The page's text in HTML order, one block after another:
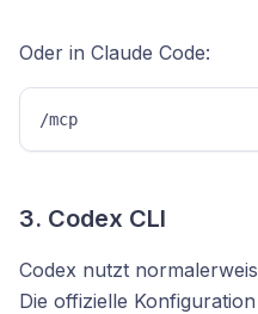
Oder in Claude Code:
/mcp
3. Codex CLI
Codex nutzt
Die offizielle